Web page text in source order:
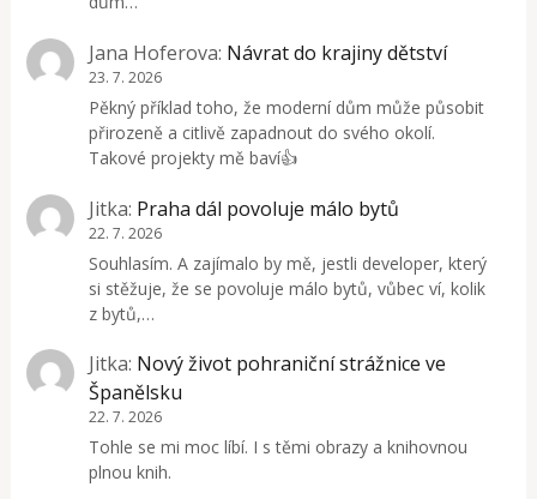
Jana Hoferova: Návrat do krajiny dětství
23. 7. 2026
Pěkný příklad toho, že moderní dům může působit
přirozeně a citlivě zapadnout do svého okolí.
Takové projekty mě baví👍
Jitka: Praha dál povoluje málo bytů
22. 7. 2026
Souhlasím. A zajímalo by mě, jestli developer, který
si stěžuje, že se povoluje málo bytů, vůbec ví, kolik
z bytů,…
Jitka: Nový život pohraniční strážnice ve
Španělsku
22. 7. 2026
Tohle se mi moc líbí. I s těmi obrazy a knihovnou
plnou knih.